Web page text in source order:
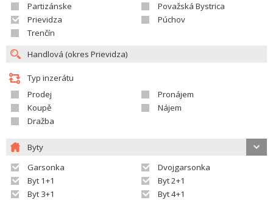
Partizánske
Považská Bystrica
Prievidza
Púchov
Trenčín
Typ inzerátu
Prodej
Pronájem
Koupě
Nájem
Dražba
Byty
Garsonka
Dvojgarsonka
Byt 1+1
Byt 2+1
Byt 3+1
Byt 4+1